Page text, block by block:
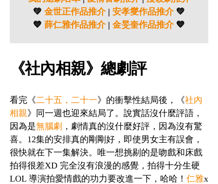
💚 金世正作品推介| 安孝燮作品推介💚
💙 薛仁雅作品推介| 金旻奎作品推介💙
《社內相親》總劇評
看完《二十五，二十一》的衝擊性結局後，《社內
相親》同一週也迎來結局了。說實話沒什麼評語，
因為是無腦劇 ，劇情真的沒什麼好評，因為沒有驚
喜。12集的安排真的剛剛好，即使男女主有誤會，
很快就在下一集解決。唯一想挑剔的是吻戲和床戲
拍得很差XD 完全沒有浪漫的感覺，拍得十分生硬
LOL 導演拍愛情戲的功力要改進一下，哈哈！ 仁雅x